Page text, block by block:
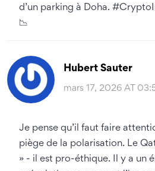
d’un parking à Doha.
📉
Hubert Sauter
mars 17, 2026 AT
Je pense qu’il faut faire
piège de la polarisation. Le
» - il est pro-éthique. Il y a un